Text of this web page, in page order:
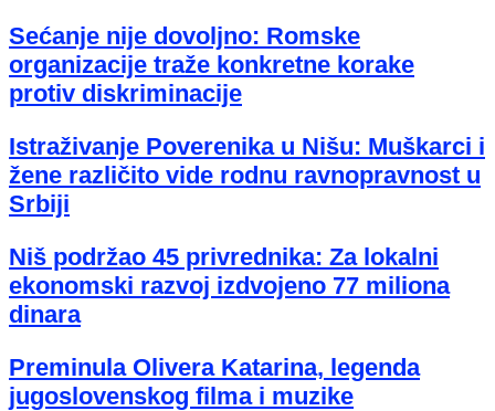
Sećanje nije dovoljno: Romske
organizacije traže konkretne korake
protiv diskriminacije
Istraživanje Poverenika u Nišu: Muškarci i
žene različito vide rodnu ravnopravnost u
Srbiji
Niš podržao 45 privrednika: Za lokalni
ekonomski razvoj izdvojeno 77 miliona
dinara
Preminula Olivera Katarina, legenda
jugoslovenskog filma i muzike